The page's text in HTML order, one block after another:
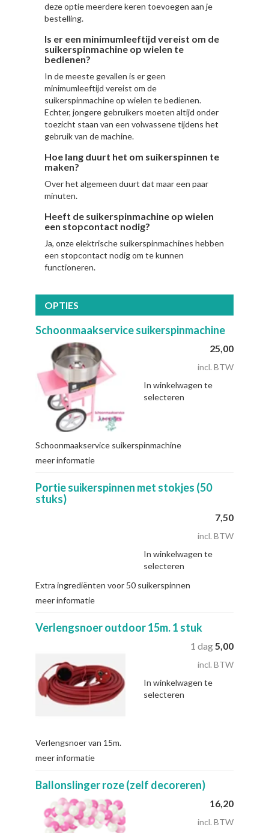
deze optie meerdere keren toevoegen aan je
bestelling.
Is er een minimumleeftijd vereist om de
suikerspinmachine op wielen te
bedienen?
In de meeste gevallen is er geen
minimumleeftijd vereist om de
suikerspinmachine op wielen te bedienen.
Echter, jongere gebruikers moeten altijd onder
toezicht staan van een volwassene tijdens het
gebruik van de machine.
Hoe lang duurt het om suikerspinnen te
maken?
Over het algemeen duurt dat maar een paar
minuten.
Heeft de suikerspinmachine op wielen
een stopcontact nodig?
Ja, onze elektrische suikerspinmachines hebben
een stopcontact nodig om te kunnen
functioneren.
OPTIES
Schoonmaakservice suikerspinmachine
25,00
incl. BTW
In winkelwagen te
selecteren
Schoonmaakservice suikerspinmachine
meer informatie
Portie suikerspinnen met stokjes (50
stuks)
7,50
incl. BTW
In winkelwagen te
selecteren
Extra ingrediënten voor 50 suikerspinnen
meer informatie
Verlengsnoer outdoor 15m. 1 stuk
1 dag 5,00
incl. BTW
In winkelwagen te
selecteren
Verlengsnoer van 15m.
meer informatie
Ballonslinger roze (zelf decoreren)
16,20
incl. BTW